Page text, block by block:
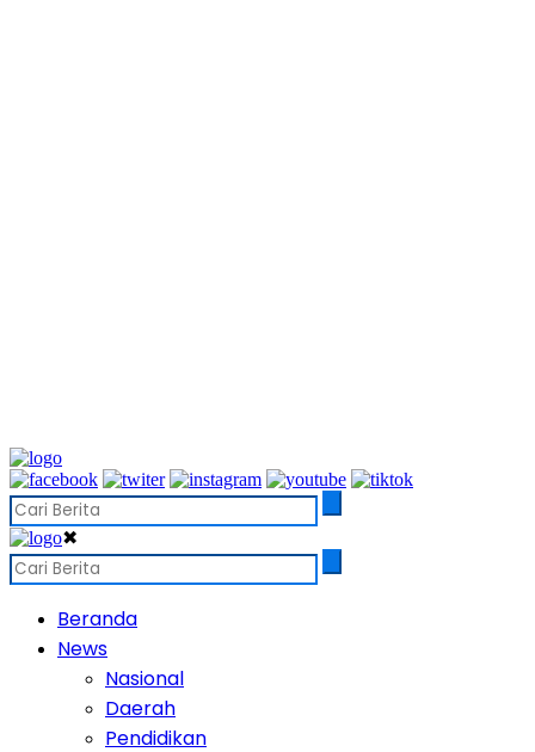
✖
Beranda
News
Nasional
Daerah
Pendidikan